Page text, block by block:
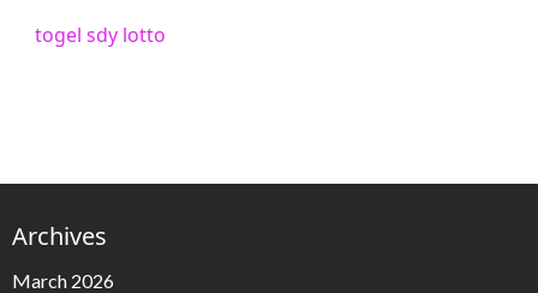
togel sdy lotto
Archives
March 2026